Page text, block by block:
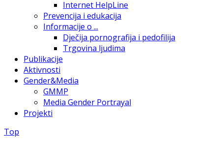
Internet HelpLine
Prevencija i edukacija
Informacije o ...
Dječija pornografija i pedofilija
Trgovina ljudima
Publikacije
Aktivnosti
Gender&Media
GMMP
Media Gender Portrayal
Projekti
Top